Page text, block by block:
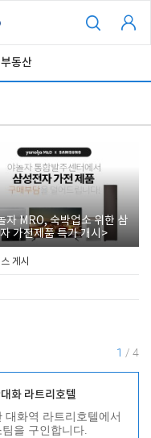
부동산
자 MRO, 숙박업소 위한 삼
가전제품 특가 개시>
게시
1 / 4
화 라트리호텔
대화역 라트리호텔에서
팀을 구인합니다.